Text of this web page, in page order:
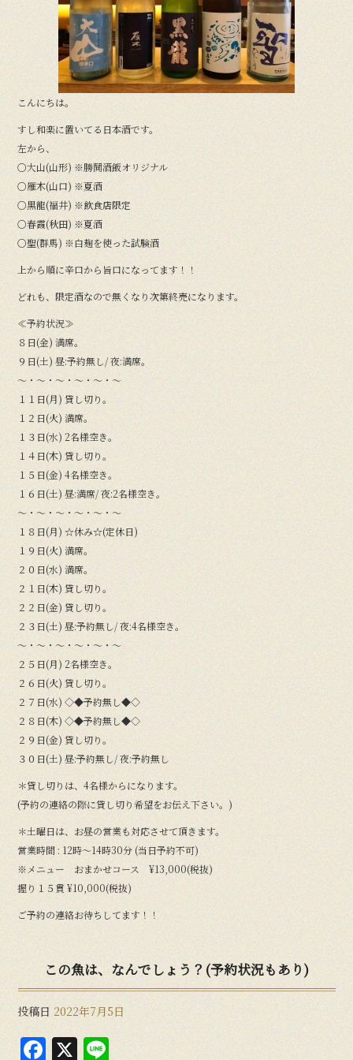
o
k
こんにちは。
すし和楽に置いてる日本酒です。
左から、
○大山(山形) ※勝鬨酒飯オリジナル
○雁木(山口) ※夏酒
○黒龍(福井) ※飲食店限定
○春霞(秋田) ※夏酒
○聖(群馬) ※白麹を使った試験酒
上から順に辛口から旨口になってます！！
どれも、限定酒なので無くなり次第終売になります。
≪予約状況≫
８日(金) 満席。
９日(土) 昼:予約無し/ 夜:満席。
〜・〜・〜・〜・〜・〜
１１日(月) 貸し切り。
１２日(火) 満席。
１３日(水) 2名様空き。
１４日(木) 貸し切り。
１５日(金) 4名様空き。
１６日(土) 昼:満席/ 夜:2名様空き。
〜・〜・〜・〜・〜・〜
１８日(月) ☆休み☆(定休日)
１９日(火) 満席。
２０日(水) 満席。
２１日(木) 貸し切り。
２２日(金) 貸し切り。
２３日(土) 昼:予約無し/ 夜:4名様空き。
〜・〜・〜・〜・〜・〜
２５日(月) 2名様空き。
２６日(火) 貸し切り。
２７日(水) ◇◆予約無し◆◇
２８日(木) ◇◆予約無し◆◇
２９日(金) 貸し切り。
３０日(土) 昼:予約無し/ 夜:予約無し
＊貸し切りは、4名様からになります。
(予約の連絡の際に貸し切り希望をお伝え下さい。)
＊土曜日は、お昼の営業も対応させて頂きます。
営業時間 : 12時〜14時30分 (当日予約不可)
※メニュー おまかせコース ¥13,000(税抜)
握り１５貫 ¥10,000(税抜)
ご予約の連絡お待ちしてます！！
この魚は、なんでしょう？(予約状況もあり)
投稿日 2022年7月5日
F X